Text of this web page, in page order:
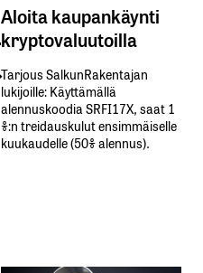
Aloita kaupankäynti
kryptovaluutoilla
Tarjous SalkunRakentajan
lukijoille: Käyttämällä​ ​
alennuskoodia​ ​SRFI17X,​ ​saat​ ​1
%:n treidauskulut​ ​ensimmäiselle​ ​
kuukaudelle​ ​(50%​ ​alennus).